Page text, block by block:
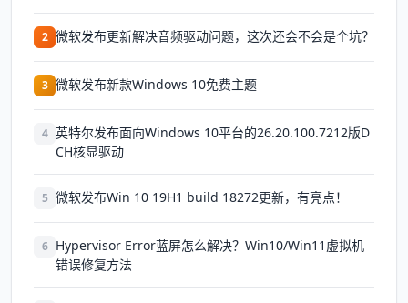
2 微软发布更新解决音频驱动问题，这次还会不会是个坑？
3 微软发布新款Windows 10免费主题
4 英特尔发布面向Windows 10平台的26.20.100.7212版D
CH核显驱动
5 微软发布Win 10 19H1 build 18272更新，有亮点！
6 Hypervisor Error蓝屏怎么解决？Win10/Win11虚拟机
错误修复方法